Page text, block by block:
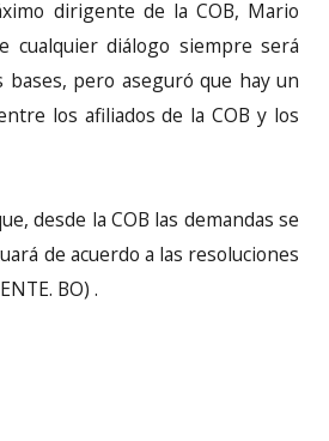
dirigente de la COB, Mario
cualquier diálogo siempre será
pero aseguró que hay un
los afiliados de la COB y los
desde la COB las demandas se
de acuerdo a las resoluciones
BO) .